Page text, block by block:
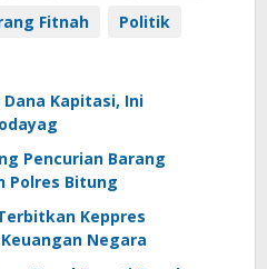
Fitnah
Politik
Kapitasi, Ini
Pencurian Barang
Polres Bitung
Keppres
Negara